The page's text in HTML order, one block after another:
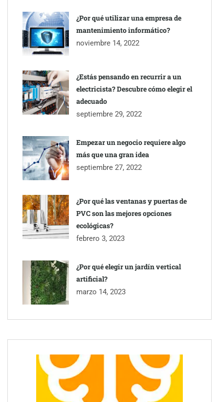
inmobiliarios: hasta 82% de ahorro por cobro
Gestoría Online reduce a unas horas el alta de autónomo
¿Por qué utilizar una empresa de
mantenimiento informático?
noviembre 14, 2022
¿Estás pensando en recurrir a un
electricista? Descubre cómo elegir el
adecuado
septiembre 29, 2022
Empezar un negocio requiere algo
más que una gran idea
septiembre 27, 2022
¿Por qué las ventanas y puertas de
PVC son las mejores opciones
ecológicas?
febrero 3, 2023
¿Por qué elegir un jardín vertical
artificial?
marzo 14, 2023